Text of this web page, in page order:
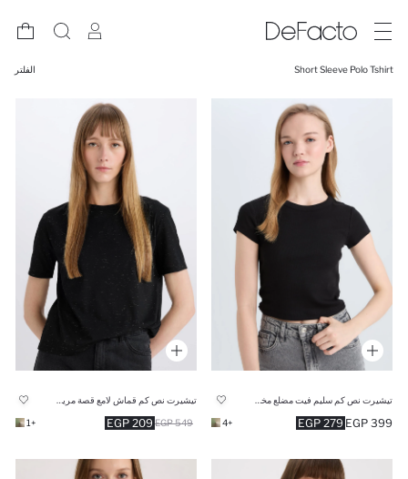
Short Sleeve Polo Tshirt الفلتر
279 EGP 399 EGP
+4
209 EGP 549 EGP
+1